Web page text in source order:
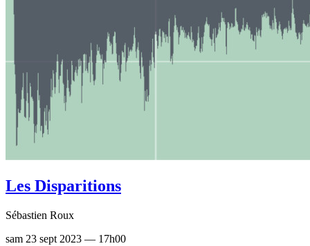
Les Disparitions
Sébastien Roux
sam 23 sept 2023 — 17h00